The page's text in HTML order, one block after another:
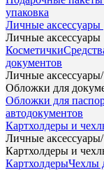
упаковка
Личные аксессуары
Личные аксессуары
Косметички
документов
Личные аксессуары/
Обложки для
Обложки для
автодокументов
Картхолдеры и
Личные аксессуары/
Картхолдеры и
КартхолдерыЧехлы